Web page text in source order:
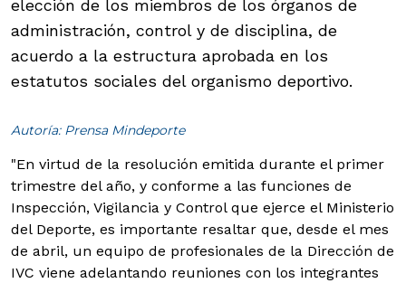
elección de los miembros de los órganos de
administración, control y de disciplina, de
acuerdo a la estructura aprobada en los
estatutos sociales del organismo deportivo.
Autoría: Prensa Mindeporte
"En virtud de la resolución emitida durante el primer
trimestre del año, y conforme a las funciones de
Inspección, Vigilancia y Control que ejerce el Ministerio
del Deporte, es importante resaltar que, desde el mes
de abril, un equipo de profesionales de la Dirección de
IVC viene adelantando reuniones con los integrantes